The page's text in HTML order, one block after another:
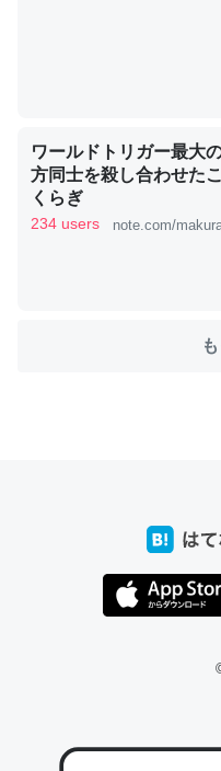
ウチもEchoを実家に置
位置情報を共有してる。
これ見て生きてるなって
─たまにLINEするくらいだっ
コミュニケーションが劇的
たいなのでネット環境
ワールドトリガー最大
方同士を殺し合わせた
くらぎ
234 users note.com/